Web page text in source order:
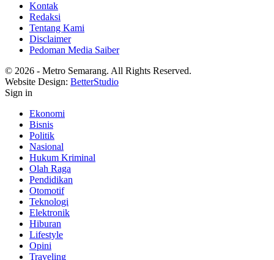
Kontak
Redaksi
Tentang Kami
Disclaimer
Pedoman Media Saiber
© 2026 - Metro Semarang. All Rights Reserved.
Website Design: BetterStudio
Sign in
Ekonomi
Bisnis
Politik
Nasional
Hukum Kriminal
Olah Raga
Pendidikan
Otomotif
Teknologi
Elektronik
Hiburan
Lifestyle
Opini
Traveling